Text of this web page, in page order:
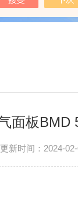
面板BMD
更新时间：2024-